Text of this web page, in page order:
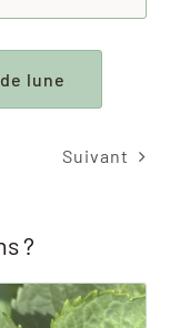
lune
Suivant
?